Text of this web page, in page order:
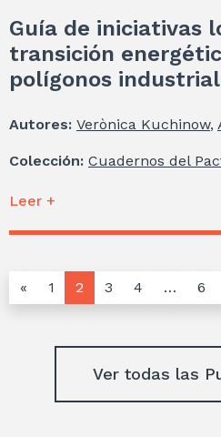
Guía de iniciativas
transición
polígonos
Autores: Verònica Kuchinow,
Colección: Cuadernos del
Leer +
« 1 2 3 4 … 6
Ver todas las